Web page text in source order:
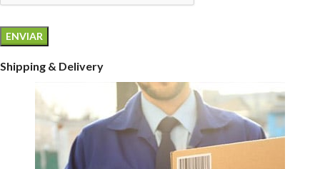
Shipping & Delivery